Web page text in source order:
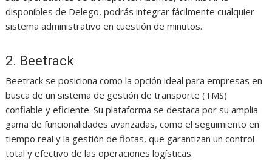
disponibles de Delego, podrás integrar fácilmente cualquier
sistema administrativo en cuestión de minutos.
2. Beetrack
Beetrack se posiciona como la opción ideal para empresas en
busca de un sistema de gestión de transporte (TMS)
confiable y eficiente. Su plataforma se destaca por su amplia
gama de funcionalidades avanzadas, como el seguimiento en
tiempo real y la gestión de flotas, que garantizan un control
total y efectivo de las operaciones logísticas.